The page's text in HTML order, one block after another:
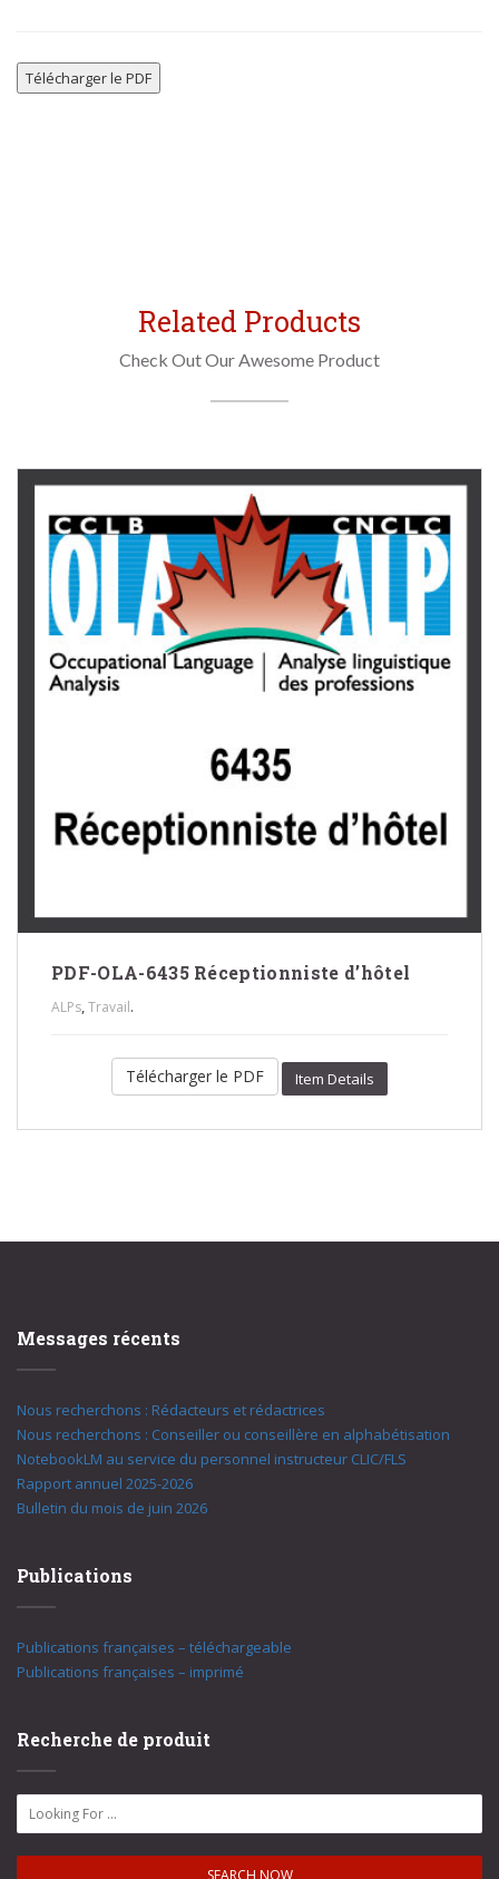
Télécharger le PDF
Related Products
Check Out Our Awesome Product
PDF-OLA-6435 Réceptionniste d’hôtel
ALPs,Travail.
Télécharger le PDF Item Details
Messages récents
Nous recherchons : Rédacteurs et rédactrices
Nous recherchons : Conseiller ou conseillère en alphabétisation
NotebookLM au service du personnel instructeur CLIC/FLS
Rapport annuel 2025-2026
Bulletin du mois de juin 2026
Publications
Publications françaises – téléchargeable
Publications françaises – imprimé
Recherche de produit